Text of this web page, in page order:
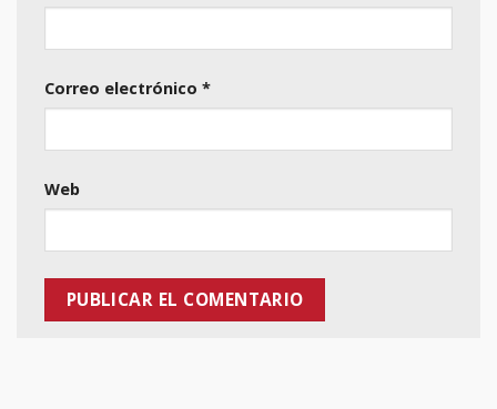
Correo electrónico *
Web